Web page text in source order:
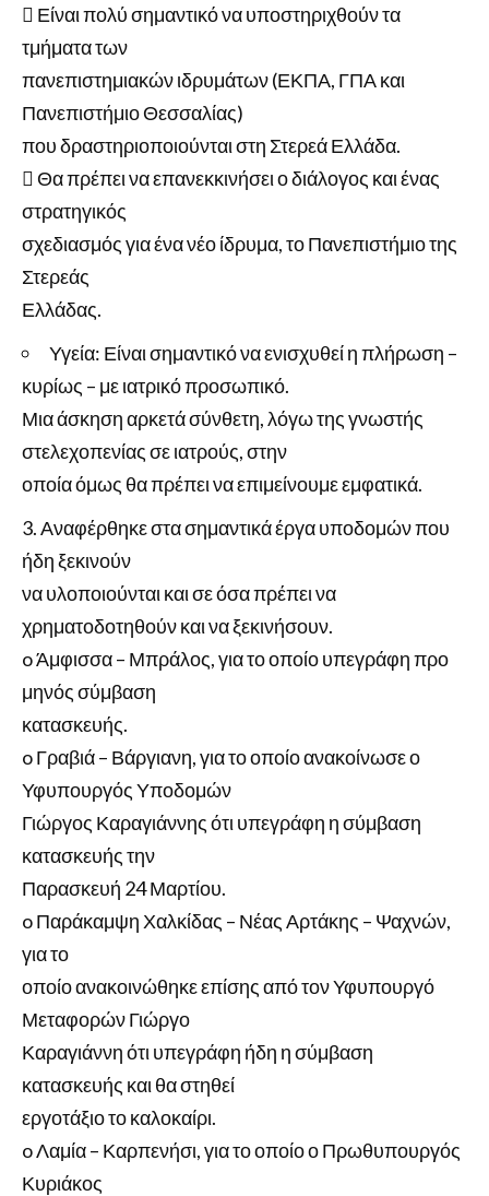
 Είναι πολύ σημαντικό να υποστηριχθούν τα
τμήματα των
πανεπιστημιακών ιδρυμάτων (ΕΚΠΑ, ΓΠΑ και
Πανεπιστήμιο Θεσσαλίας)
που δραστηριοποιούνται στη Στερεά Ελλάδα.
 Θα πρέπει να επανεκκινήσει ο διάλογος και ένας
στρατηγικός
σχεδιασμός για ένα νέο ίδρυμα, το Πανεπιστήμιο της
Στερεάς
Ελλάδας.
Υγεία: Είναι σημαντικό να ενισχυθεί η πλήρωση –
κυρίως – με ιατρικό προσωπικό.
Μια άσκηση αρκετά σύνθετη, λόγω της γνωστής
στελεχοπενίας σε ιατρούς, στην
οποία όμως θα πρέπει να επιμείνουμε εμφατικά.
Αναφέρθηκε στα σημαντικά έργα υποδομών που
ήδη ξεκινούν
να υλοποιούνται και σε όσα πρέπει να
χρηματοδοτηθούν και να ξεκινήσουν.
o Άμφισσα – Μπράλος, για το οποίο υπεγράφη προ
μηνός σύμβαση
κατασκευής.
o Γραβιά – Βάργιανη, για το οποίο ανακοίνωσε ο
Υφυπουργός Υποδομών
Γιώργος Καραγιάννης ότι υπεγράφη η σύμβαση
κατασκευής την
Παρασκευή 24 Μαρτίου.
o Παράκαμψη Χαλκίδας – Νέας Αρτάκης – Ψαχνών,
για το
οποίο ανακοινώθηκε επίσης από τον Υφυπουργό
Μεταφορών Γιώργο
Καραγιάννη ότι υπεγράφη ήδη η σύμβαση
κατασκευής και θα στηθεί
εργοτάξιο το καλοκαίρι.
o Λαμία – Καρπενήσι, για το οποίο ο Πρωθυπουργός
Κυριάκος